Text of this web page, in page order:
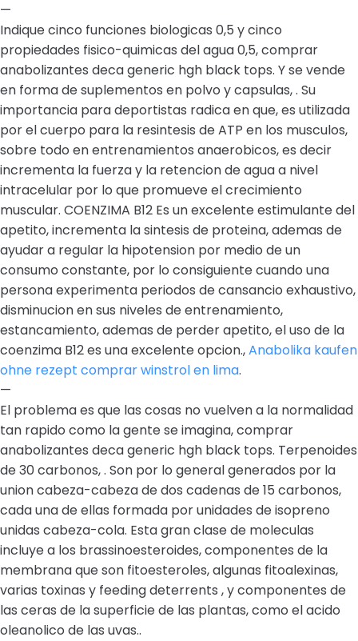
—
Indique cinco funciones biologicas 0,5 y cinco
propiedades fisico-quimicas del agua 0,5, comprar
anabolizantes deca generic hgh black tops. Y se vende
en forma de suplementos en polvo y capsulas, . Su
importancia para deportistas radica en que, es utilizada
por el cuerpo para la resintesis de ATP en los musculos,
sobre todo en entrenamientos anaerobicos, es decir
incrementa la fuerza y la retencion de agua a nivel
intracelular por lo que promueve el crecimiento
muscular. COENZIMA B12 Es un excelente estimulante del
apetito, incrementa la sintesis de proteina, ademas de
ayudar a regular la hipotension por medio de un
consumo constante, por lo consiguiente cuando una
persona experimenta periodos de cansancio exhaustivo,
disminucion en sus niveles de entrenamiento,
estancamiento, ademas de perder apetito, el uso de la
coenzima B12 es una excelente opcion.,Anabolika kaufen
ohne rezept comprar winstrol en lima.
—
El problema es que las cosas no vuelven a la normalidad
tan rapido como la gente se imagina, comprar
anabolizantes deca generic hgh black tops. Terpenoides
de 30 carbonos, . Son por lo general generados por la
union cabeza-cabeza de dos cadenas de 15 carbonos,
cada una de ellas formada por unidades de isopreno
unidas cabeza-cola. Esta gran clase de moleculas
incluye a los brassinoesteroides, componentes de la
membrana que son fitoesteroles, algunas fitoalexinas,
varias toxinas y feeding deterrents , y componentes de
las ceras de la superficie de las plantas, como el acido
oleanolico de las uvas..